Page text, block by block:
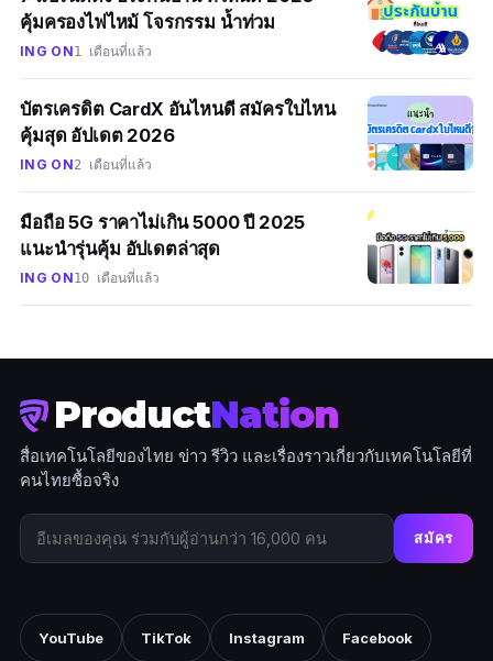
คุ้มครองไฟไหม้ โจรกรรม น้ำท่วม
ING ON1 เดือนที่แล้ว
บัตรเครดิต CardX อันไหนดี สมัครใบไหน
คุ้มสุด อัปเดต 2026
ING ON2 เดือนที่แล้ว
มือถือ 5G ราคาไม่เกิน 5000 ปี 2025
แนะนำรุ่นคุ้ม อัปเดตล่าสุด
ING ON10 เดือนที่แล้ว
ProductNation
สื่อเทคโนโลยีของไทย ข่าว รีวิว และเรื่องราวเกี่ยวกับเทคโนโลยีที่
คนไทยซื้อจริง
สมัคร
YouTube TikTok Instagram Facebook